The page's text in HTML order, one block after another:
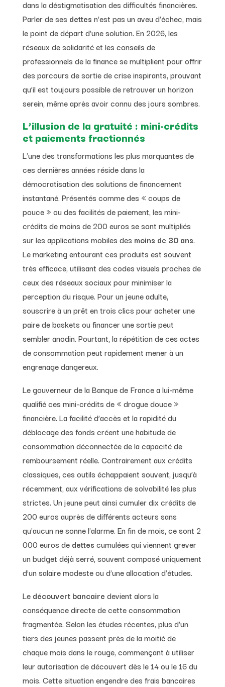
dans la déstigmatisation des difficultés financières.
Parler de ses dettes n’est pas un aveu d’échec, mais
le point de départ d’une solution. En 2026, les
réseaux de solidarité et les conseils de
professionnels de la finance se multiplient pour offrir
des parcours de sortie de crise inspirants, prouvant
qu’il est toujours possible de retrouver un horizon
serein, même après avoir connu des jours sombres.
L’illusion de la gratuité : mini-crédits
et paiements fractionnés
L’une des transformations les plus marquantes de
ces dernières années réside dans la
démocratisation des solutions de financement
instantané. Présentés comme des « coups de
pouce » ou des facilités de paiement, les mini-
crédits de moins de 200 euros se sont multipliés
sur les applications mobiles des moins de 30 ans.
Le marketing entourant ces produits est souvent
très efficace, utilisant des codes visuels proches de
ceux des réseaux sociaux pour minimiser la
perception du risque. Pour un jeune adulte,
souscrire à un prêt en trois clics pour acheter une
paire de baskets ou financer une sortie peut
sembler anodin. Pourtant, la répétition de ces actes
de consommation peut rapidement mener à un
engrenage dangereux.
Le gouverneur de la Banque de France a lui-même
qualifié ces mini-crédits de « drogue douce »
financière. La facilité d’accès et la rapidité du
déblocage des fonds créent une habitude de
consommation déconnectée de la capacité de
remboursement réelle. Contrairement aux crédits
classiques, ces outils échappaient souvent, jusqu’à
récemment, aux vérifications de solvabilité les plus
strictes. Un jeune peut ainsi cumuler dix crédits de
200 euros auprès de différents acteurs sans
qu’aucun ne sonne l’alarme. En fin de mois, ce sont 2
000 euros de dettes cumulées qui viennent grever
un budget déjà serré, souvent composé uniquement
d’un salaire modeste ou d’une allocation d’études.
Le découvert bancaire devient alors la
conséquence directe de cette consommation
fragmentée. Selon les études récentes, plus d’un
tiers des jeunes passent près de la moitié de
chaque mois dans le rouge, commençant à utiliser
leur autorisation de découvert dès le 14 ou le 16 du
mois. Cette situation engendre des frais bancaires